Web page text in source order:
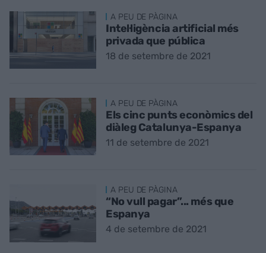
A PEU DE PÀGINA
Intel·ligència artificial més
privada que pública
18 de setembre de 2021
A PEU DE PÀGINA
Els cinc punts econòmics del
diàleg Catalunya-Espanya
11 de setembre de 2021
A PEU DE PÀGINA
“No vull pagar”... més que
Espanya
4 de setembre de 2021